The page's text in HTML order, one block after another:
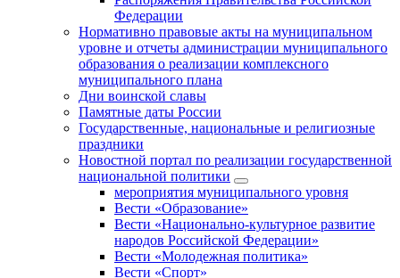
Федерации
Нормативно правовые акты на муниципальном
уровне и отчеты администрации муниципального
образования о реализации комплексного
муниципального плана
Дни воинской славы
Памятные даты России
Государственные, национальные и религиозные
праздники
Новостной портал по реализации государственной
национальной политики
мероприятия муниципального уровня
Вести «Образование»
Вести «Национально-культурное развитие
народов Российской Федерации»
Вести «Молодежная политика»
Вести «Спорт»